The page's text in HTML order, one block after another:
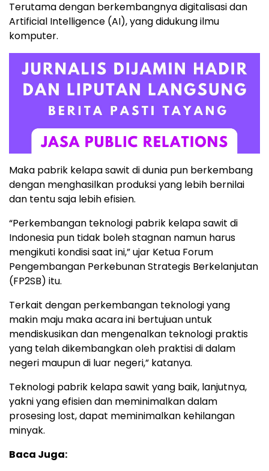
Terutama dengan berkembangnya digitalisasi dan
Artificial Intelligence (AI), yang didukung ilmu
komputer.
Maka pabrik kelapa sawit di dunia pun berkembang
dengan menghasilkan produksi yang lebih bernilai
dan tentu saja lebih efisien.
“Perkembangan teknologi pabrik kelapa sawit di
Indonesia pun tidak boleh stagnan namun harus
mengikuti kondisi saat ini,” ujar Ketua Forum
Pengembangan Perkebunan Strategis Berkelanjutan
(FP2SB) itu.
Terkait dengan perkembangan teknologi yang
makin maju maka acara ini bertujuan untuk
mendiskusikan dan mengenalkan teknologi praktis
yang telah dikembangkan oleh praktisi di dalam
negeri maupun di luar negeri,” katanya.
Teknologi pabrik kelapa sawit yang baik, lanjutnya,
yakni yang efisien dan meminimalkan dalam
prosesing lost, dapat meminimalkan kehilangan
minyak.
Baca Juga: